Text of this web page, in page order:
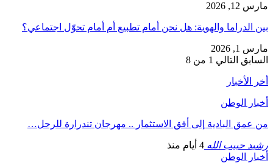
مارس 12, 2026
بين الدراما والهوية: هل نحن أمام تطبيع أم أمام تحوّل اجتماعي؟
مارس 1, 2026
السابق التالي 1 من 8
أخر الأخبار
أخبار الوطن
من عمق البادية إلى أفق الاستثمار .. مهرجان تندرارة للرحل…
رشيد حبيب الله 4 أيام منذ
أخبار الوطن